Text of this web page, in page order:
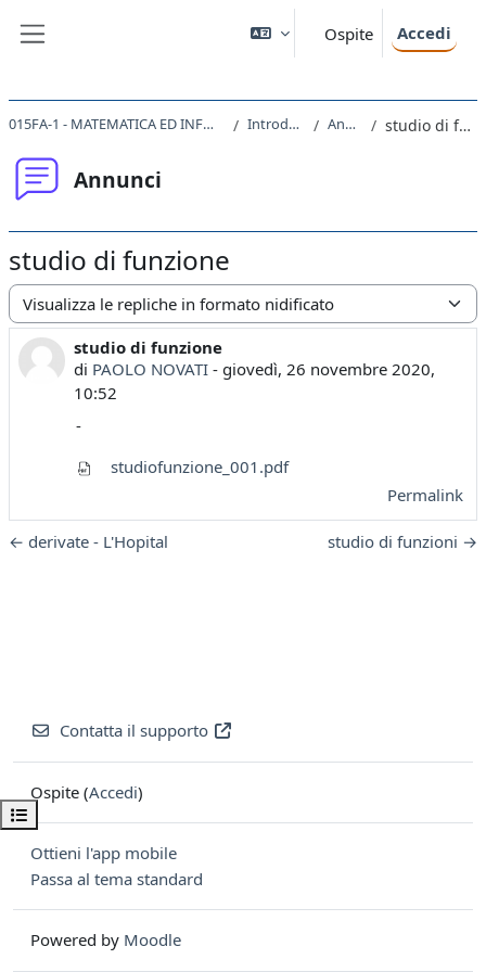
Ospite Accedi
Apri indice del corso
015FA-1 - MATEMATICA ED INFORMATICA 2020 Introduzione Annunci studio di funzione
Annunci
studio di funzione
Modalità visualizzazione
studio di funzione
di PAOLO NOVATI -giovedì, 26 novembre 2020,
10:52
Numero di risposte: 0
-
studiofunzione_001.pdf
Permalink
← derivate - L'Hopital studio di funzioni →
Contatta il supporto
Ospite (Accedi)
Ottieni l'app mobile
Passa al tema standard
Powered by Moodle